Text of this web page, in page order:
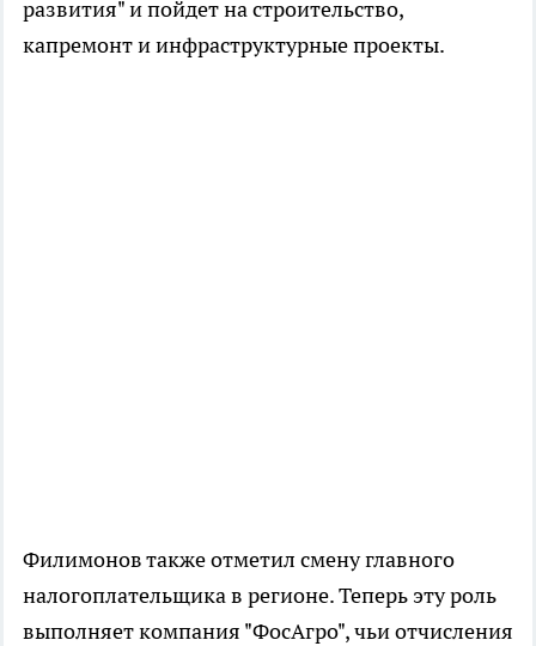
развития" и пойдет на строительство,
капремонт и инфраструктурные проекты.
Филимонов также отметил смену главного
налогоплательщика в регионе. Теперь эту роль
выполняет компания "ФосАгро", чьи отчисления